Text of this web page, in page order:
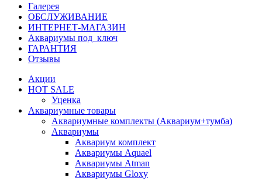
Галерея
ОБСЛУЖИВАНИЕ
ИНТЕРНЕТ-МАГАЗИН
Аквариумы под ключ
ГАРАНТИЯ
Отзывы
Акции
HOT SALE
Уценка
Аквариумные товары
Аквариумные комплекты (Аквариум+тумба)
Аквариумы
Аквариум комплект
Аквариумы Aquael
Аквариумы Atman
Аквариумы Gloxy